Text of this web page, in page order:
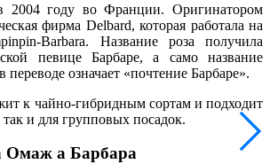
2004 году во Франции. Оригинатором
фирма Delbard, которая работала на
Barbara. Название роза получила
певице Барбаре, а само название
переводе означает «почтение Барбаре».
к чайно-гибридным сортам и подходит
и для групповых посадок.
Омаж а Барбара